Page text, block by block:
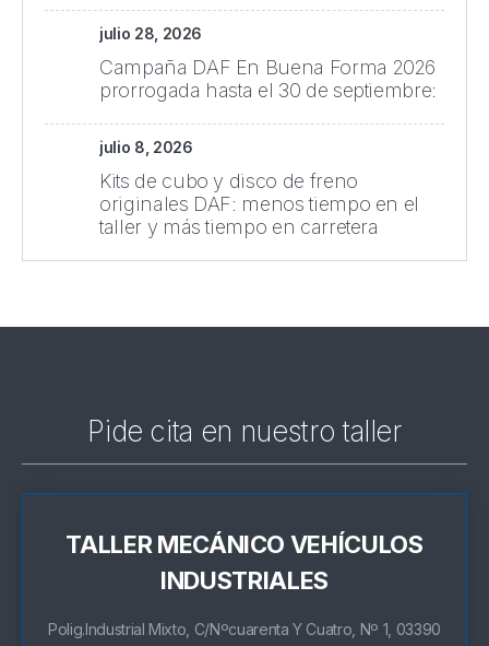
julio 28, 2026
Campaña DAF En Buena Forma 2026
prorrogada hasta el 30 de septiembre:
julio 8, 2026
Kits de cubo y disco de freno
originales DAF: menos tiempo en el
taller y más tiempo en carretera
Pide cita en nuestro taller
TALLER MECÁNICO VEHÍCULOS
INDUSTRIALES
Polig.Industrial Mixto, C/Nºcuarenta Y Cuatro, Nº 1, 03390